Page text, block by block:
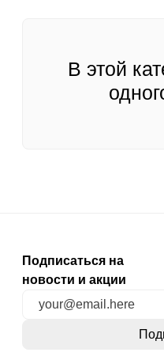
В этой
Подписаться на
новости и акции